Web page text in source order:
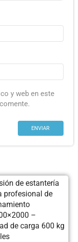
y web en este